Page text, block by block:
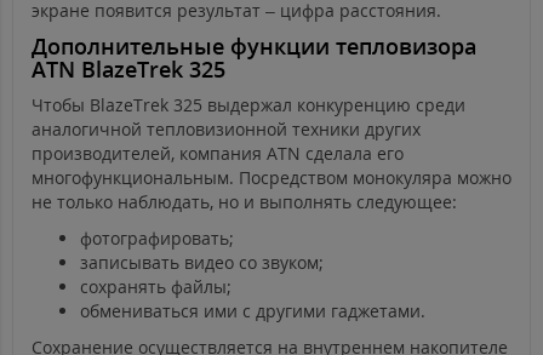
экране появится результат – цифра расстояния.
Дополнительные функции тепловизора
ATN BlazeTrek 325
Чтобы BlazeTrek 325 выдержал конкуренцию среди
аналогичной тепловизионной техники других
производителей, компания ATN сделала его
многофункциональным. Посредством монокуляра можно
не только наблюдать, но и выполнять следующее:
фотографировать;
записывать видео со звуком;
сохранять файлы;
обмениваться ими с другими гаджетами.
Сохранение осуществляется на внутреннем накопителе